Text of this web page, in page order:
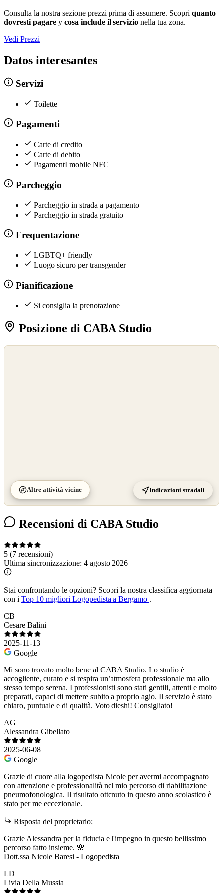
Consulta la nostra sezione prezzi prima di assumere. Scopri quanto
dovresti pagare y cosa include il servizio nella tua zona.
Vedi Prezzi
Datos interesantes
Servizi
Toilette
Pagamenti
Carte di credito
Carte di debito
PagamentI mobile NFC
Parcheggio
Parcheggio in strada a pagamento
Parcheggio in strada gratuito
Frequentazione
LGBTQ+ friendly
Luogo sicuro per transgender
Pianificazione
Si consiglia la prenotazione
Posizione di CABA Studio
Altre attività vicine Indicazioni stradali
Recensioni di CABA Studio
5 (7 recensioni)
Ultima sincronizzazione: 4 agosto 2026
Stai confrontando le opzioni? Scopri la nostra classifica aggiornata
con i Top 10 migliori Logopedista a Bergamo .
CB
Cesare Balini
2025-11-13
Google
Mi sono trovato molto bene al CABA Studio. Lo studio è
accogliente, curato e si respira un’atmosfera professionale ma allo
stesso tempo serena. I professionisti sono stati gentili, attenti e molto
preparati, capaci di mettere subito a proprio agio. Il servizio è stato
chiaro, puntuale e di qualità. Voto dieshi! Consigliato!
AG
Alessandra Gibellato
2025-06-08
Google
Grazie di cuore alla logopedista Nicole per avermi accompagnato
con attenzione e professionalità nel mio percorso di riabilitazione
pneumofonologica. Il risultato ottenuto in questo anno scolastico è
stato per me eccezionale.
Risposta del proprietario:
Grazie Alessandra per la fiducia e l'impegno in questo bellissimo
percorso fatto insieme. 🌸
Dott.ssa Nicole Baresi - Logopedista
LD
Livia Della Mussia